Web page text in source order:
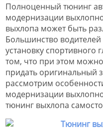
Полноценный тюнинг
модернизации
выхлопа может быть
Большинство
установку спортивного
том, что при этом можно
придать оригинальный
рассмотрим
модернизации
тюнинг выхлопа